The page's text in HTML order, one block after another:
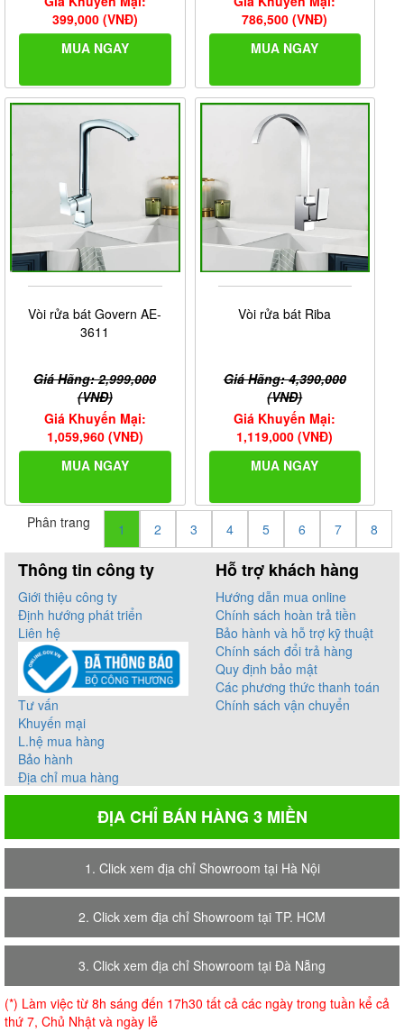
399,000 (VNĐ)
MUA NGAY
786,500 (VNĐ)
MUA NGAY
Vòi rửa bát Govern AE-
3611
Giá Hãng: 2,999,000
(VNĐ)
Giá Khuyến Mại:
1,059,960 (VNĐ)
MUA NGAY
Vòi rửa bát Riba
Giá Hãng: 4,390,000
(VNĐ)
Giá Khuyến Mại:
1,119,000 (VNĐ)
MUA NGAY
Phân trang 1 2 3 4 5 6 7 8
Thông tin công ty
Giới thiệu công ty
Định hướng phát triển
Liên hệ
Tư vấn
Khuyến mại
L.hệ mua hàng
Bảo hành
Địa chỉ mua hàng
Hỗ trợ khách hàng
Hướng dẫn mua online
Chính sách hoàn trả tiền
Bảo hành và hỗ trợ kỹ thuật
Chính sách đổi trả hàng
Quy định bảo mật
Các phương thức thanh toán
Chính sách vận chuyển
ĐỊA CHỈ BÁN HÀNG 3 MIỀN
1. Click xem địa chỉ Showroom tại Hà Nội
2. Click xem địa chỉ Showroom tại TP. HCM
3. Click xem địa chỉ Showroom tại Đà Nẵng
(*) Làm việc từ 8h sáng đến 17h30 tất cả các ngày trong tuần kể cả
thứ 7, Chủ Nhật và ngày lễ